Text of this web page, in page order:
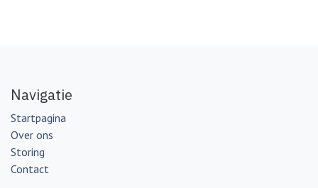
Navigatie
Startpagina
Over ons
Storing
Contact